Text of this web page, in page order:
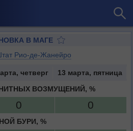
В МАГЕ
Рио-де-Жанейро
четверг
13 марта, пятница
ВОЗМУЩЕНИЙ, %
0 0
БУРИ, %